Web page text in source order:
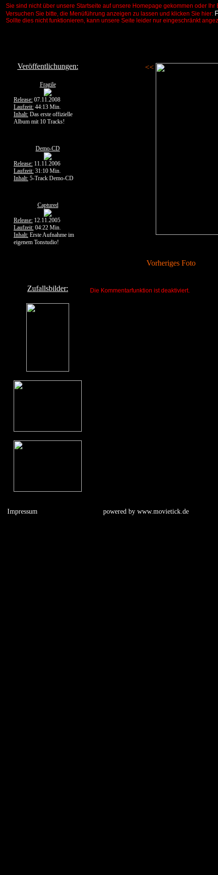
Sie sind nicht über unsere Startseite auf unsere Homepage gekommen oder
Versuchen Sie bitte, die Menüführung anzeigen zu lassen und klicken Sie hier:
Sollte dies nicht funktionieren, kann unsere Seite leider nur eingeschränkt
Veröffentlichungen:
Fragile
Release: 07.11.2008
Laufzeit: 44:13 Min.
Inhalt: Das erste offizielle
Album mit 10 Tracks!
Demo-CD
Release: 11.11.2006
Laufzeit: 31:10 Min.
Inhalt: 5-Track Demo-CD
Captured
Release: 12.11.2005
Laufzeit: 04:22 Min.
Inhalt: Erste Aufnahme im
eigenem Tonstudio!
Zufallsbilder:
<<
Vorheriges Foto
Die Kommentarfunktion ist deaktiviert.
Impressum powered by www.movietick.de